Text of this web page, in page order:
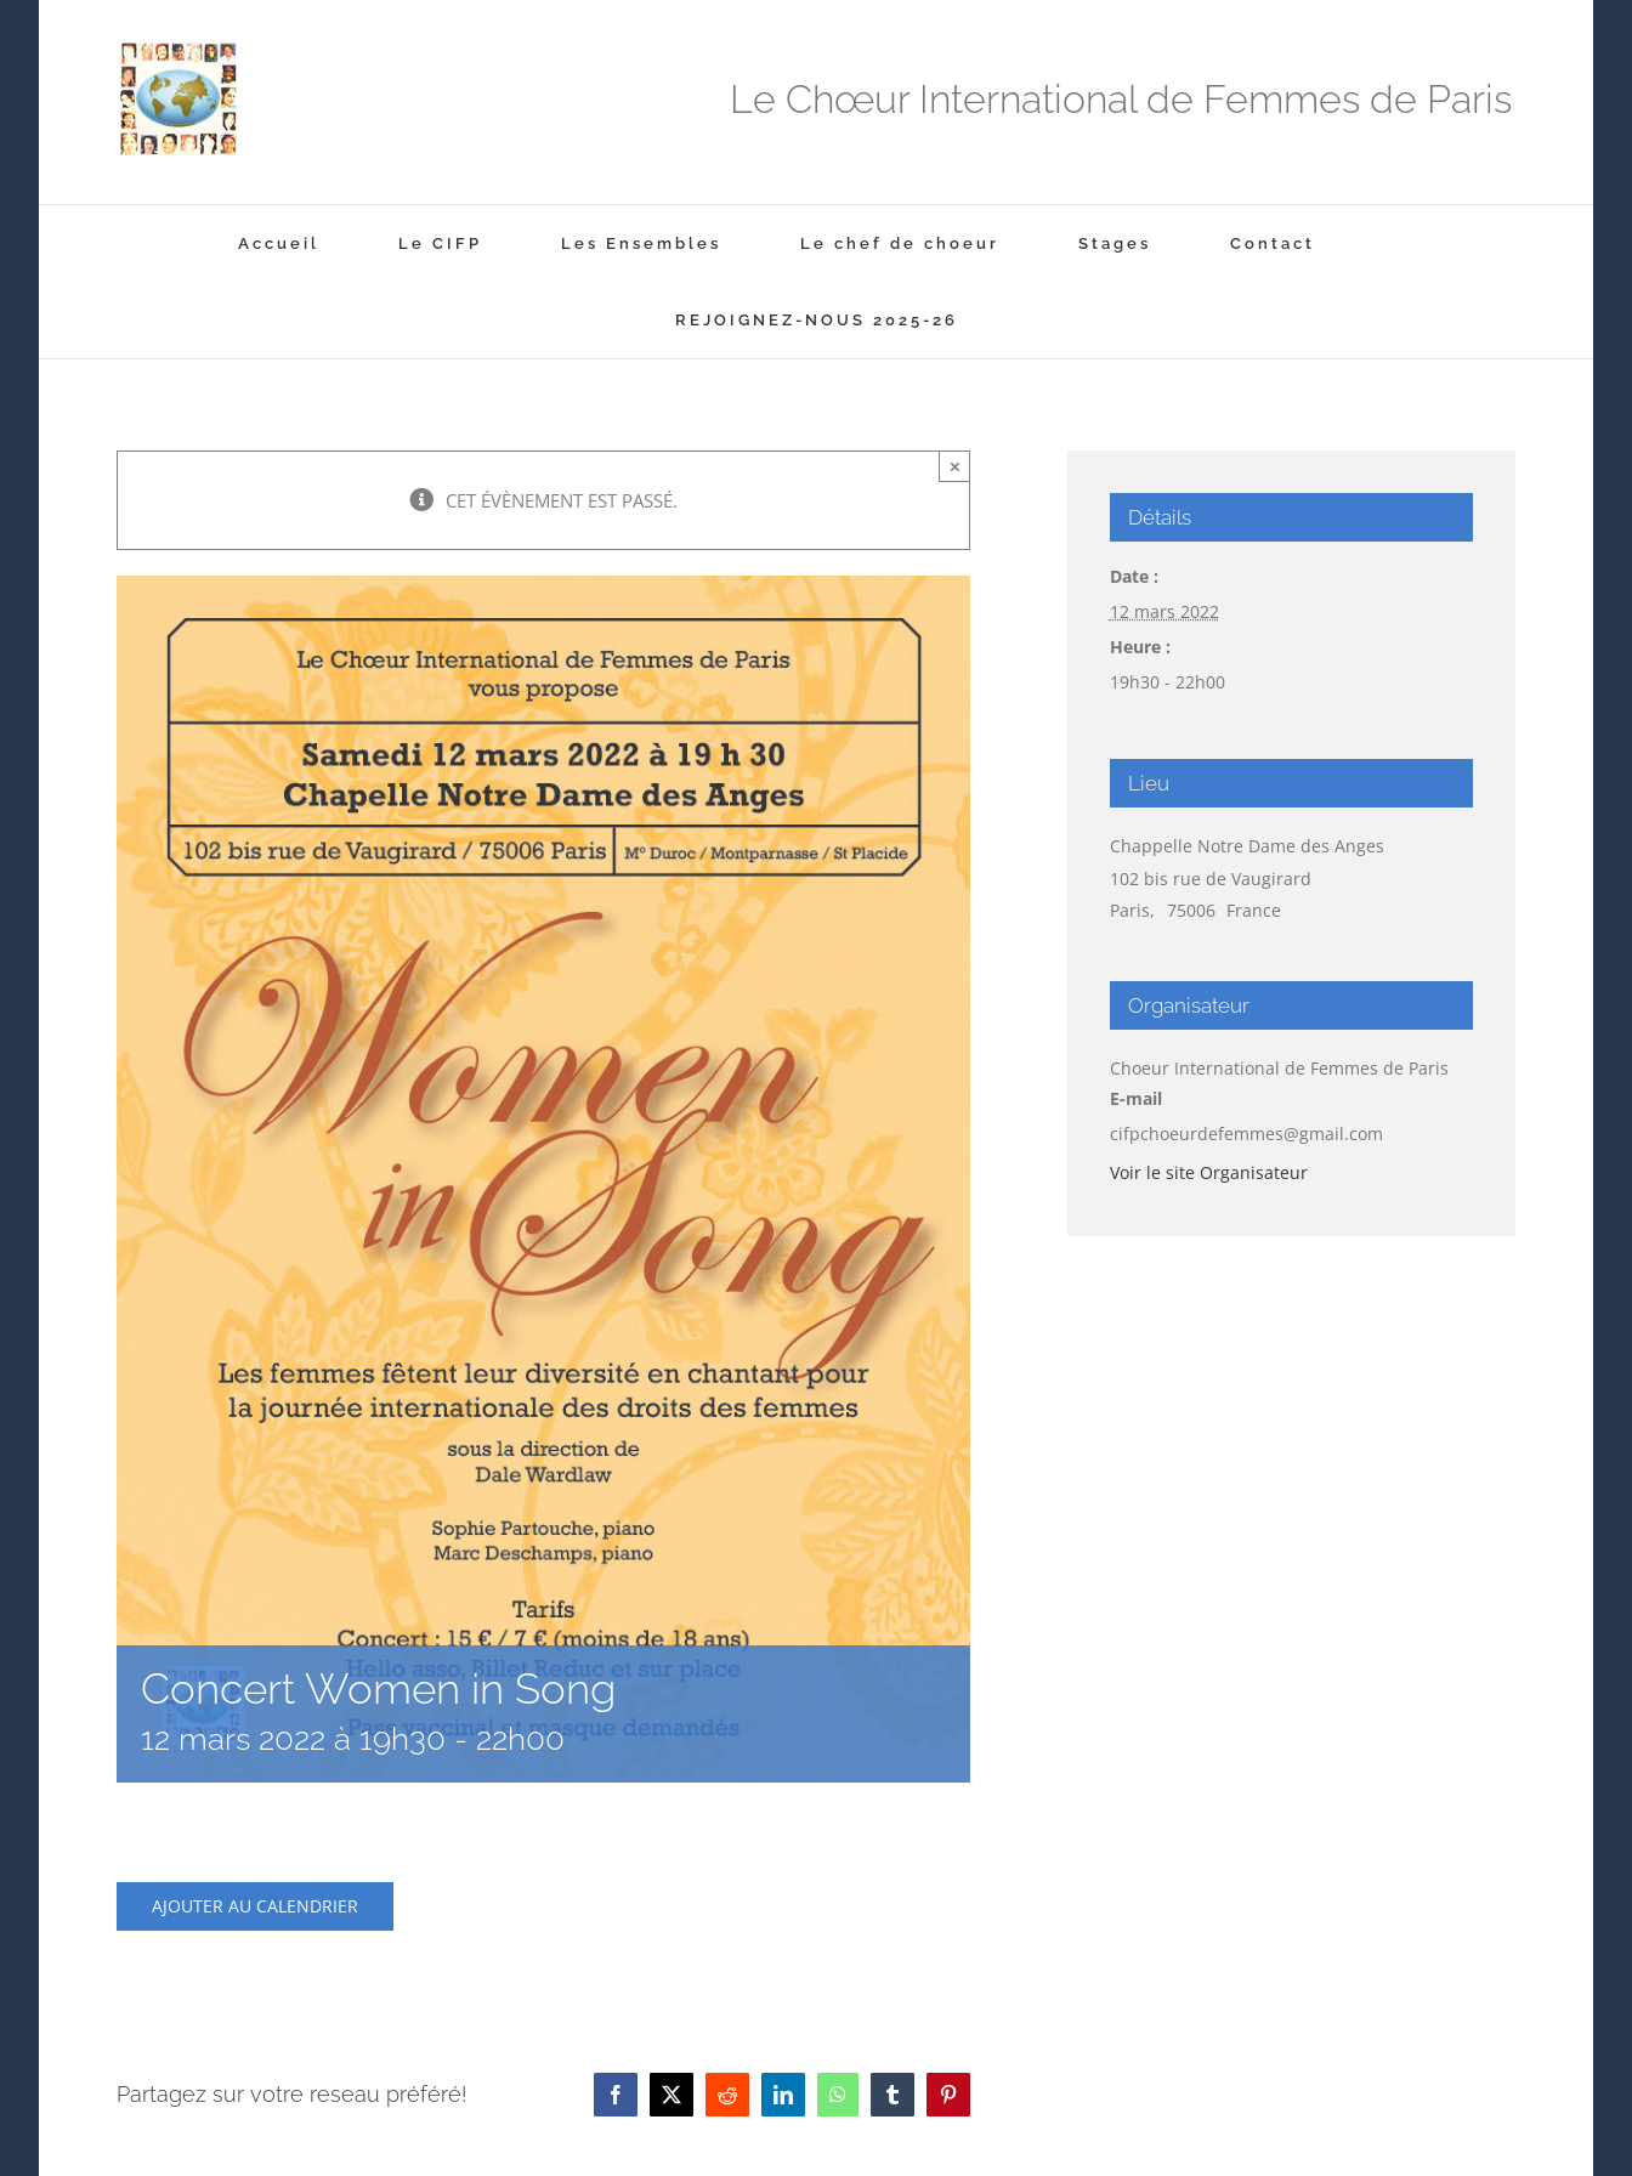
Le Chœur International de Femmes de Paris
Accueil Le CIFP Les Ensembles Le chef de choeur Stages Contact
REJOIGNEZ-NOUS 2025-26
CET ÉVÈNEMENT EST PASSÉ.
×
Concert Women in Song
12 mars 2022 à 19h30-22h00
AJOUTER AU CALENDRIER
Partagez sur votre reseau préféré! Facebook
X Reddit LinkedInWhatsAppTumblrPinterest
Détails
Date :
12 mars 2022
Heure :
19h30 - 22h00
Lieu
Chappelle Notre Dame des Anges
102 bis rue de Vaugirard
Paris, 75006 France
Organisateur
Choeur International de Femmes de Paris
E-mail
cifpchoeurdefemmes@gmail.com
Voir le site Organisateur